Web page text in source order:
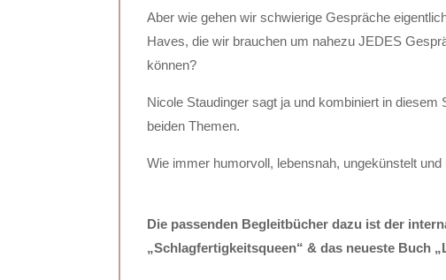
Aber wie gehen wir schwierige Gespräche
Haves, die wir brauchen um nahezu JEDES
können?
Nicole Staudinger sagt ja und kombiniert in diesem
beiden Themen.
Wie immer humorvoll, lebensnah, ungekünstelt und
Die passenden Begleitbücher dazu ist der
„Schlagfertigkeitsqueen“ & das neueste Buch